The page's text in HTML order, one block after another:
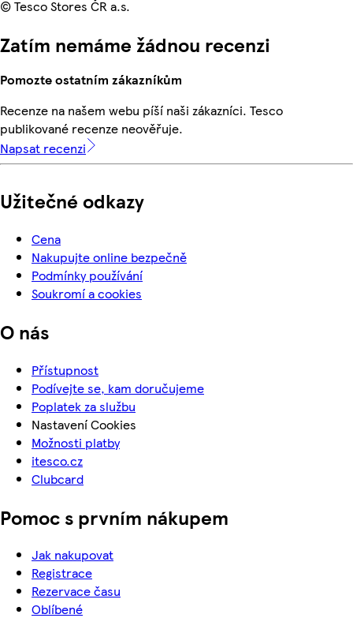
© Tesco Stores ČR a.s.
Zatím nemáme žádnou recenzi
Pomozte ostatním zákazníkům
Recenze na našem webu píší naši zákazníci. Tesco
publikované recenze neověřuje.
Napsat recenzi
Užitečné odkazy
Cena
Nakupujte online bezpečně
Podmínky používání
Soukromí a cookies
O nás
Přístupnost
Podívejte se, kam doručujeme
Poplatek za službu
Nastavení Cookies
Možnosti platby
itesco.cz
Clubcard
Pomoc s prvním nákupem
Jak nakupovat
Registrace
Rezervace času
Oblíbené